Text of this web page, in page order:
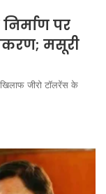
पर
मसूरी
जीरो टॉलरेंस के